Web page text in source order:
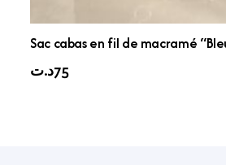
Sac cabas en fil de macramé
75د.ت